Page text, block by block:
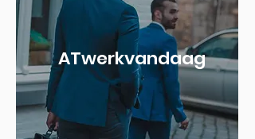
ATwerkvandaag